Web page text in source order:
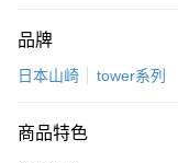
信用卡一次付款
Apple Pay
品牌
日本山崎 tower系列
商品特色